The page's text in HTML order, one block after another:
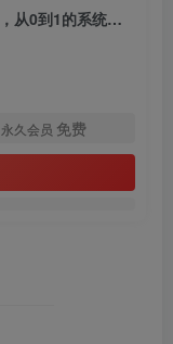
公众号运营实战，从定位到变现的全流程，从0到1的系统突围
永久会员 免费